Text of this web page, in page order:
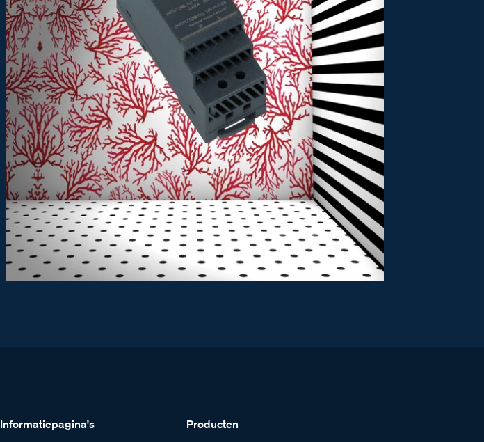
Informatiepagina's Producten